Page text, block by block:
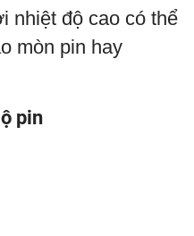
nhiệt độ cao có thể
mòn pin hay
pin